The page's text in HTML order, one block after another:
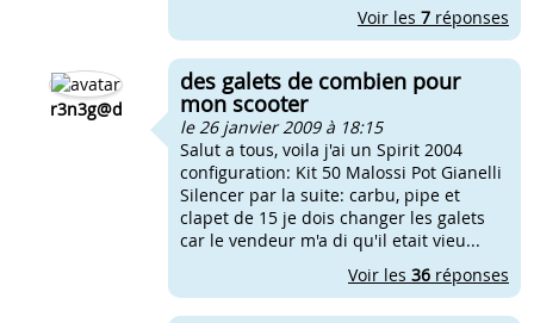
Voir les 7 réponses
r3n3g@d
des galets de combien pour
mon scooter
le 26 janvier 2009 à 18:15
Salut a tous, voila j'ai un Spirit 2004
configuration: Kit 50 Malossi Pot Gianelli
Silencer par la suite: carbu, pipe et
clapet de 15 je dois changer les galets
car le vendeur m'a di qu'il etait vieu...
Voir les 36 réponses